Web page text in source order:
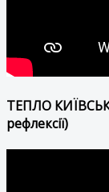
ТЕПЛО
рефлексії)